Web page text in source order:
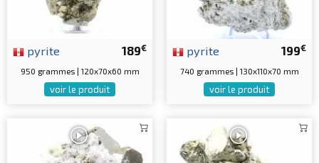
189€
pyrite
950 grammes | 120x70x60 mm
voir le produit
199€
pyrite
740 grammes | 130x110x70 mm
voir le produit